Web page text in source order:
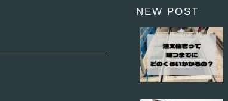
NEW POST